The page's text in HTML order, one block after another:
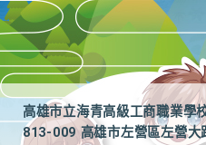
高雄市立海青高級工商職業學
813-009 高雄市左營區左營大